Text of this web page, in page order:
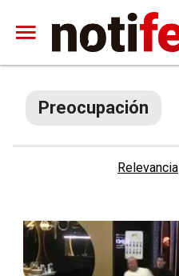
Preocupación
Relevancia